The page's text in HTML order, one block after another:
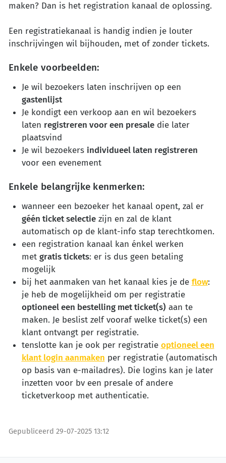
maken? Dan is het registration kanaal de oplossing.
Een registratiekanaal is handig indien je louter
inschrijvingen wil bijhouden, met of zonder tickets.
Enkele voorbeelden:
Je wil bezoekers laten inschrijven op een
gastenlijst
Je kondigt een verkoop aan en wil bezoekers
laten registreren voor een presaledie later
plaatsvind
Je wil bezoekers individueel laten registreren
voor een evenement
Enkele belangrijke kenmerken:
wanneer een bezoeker het kanaal opent, zal er
géén ticket selectiezijn en zal de klant
automatisch op de klant-info stap terechtkomen.
een registration kanaal kan énkel werken
met gratis tickets: er is dus geen betaling
mogelijk
bij het aanmaken van het kanaal kies je de flow:
je heb de mogelijkheid om per registratie
optioneel een bestelling met ticket(s) aan te
maken. Je beslist zelf vooraf welke ticket(s) een
klant ontvangt per registratie.
tenslotte kan je ook per registratie optioneel een
klant login aanmaken per registratie (automatisch
op basis van e-mailadres). Die logins kan je later
inzetten voor bv een presale of andere
ticketverkoop met authenticatie.
Gepubliceerd 29-07-2025 13:12